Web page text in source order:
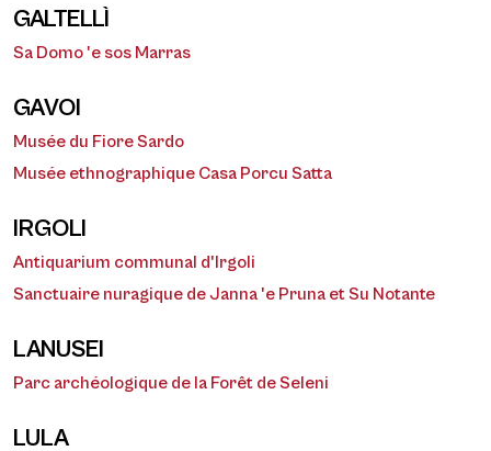
GALTELLÌ
Sa Domo 'e sos Marras
GAVOI
Musée du Fiore Sardo
Musée ethnographique Casa Porcu Satta
IRGOLI
Antiquarium communal d'Irgoli
Sanctuaire nuragique de Janna 'e Pruna et Su Notante
LANUSEI
Parc archéologique de la Forêt de Seleni
LULA